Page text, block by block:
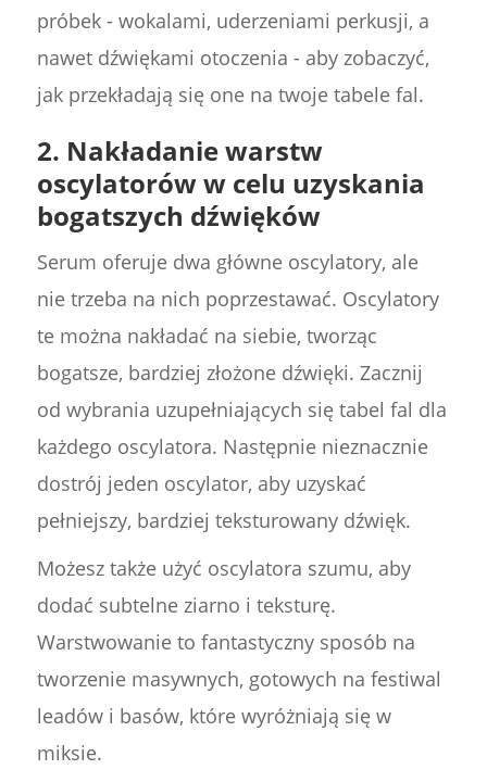
próbek - wokalami, uderzeniami perkusji, a
nawet dźwiękami otoczenia - aby zobaczyć,
jak przekładają się one na twoje tabele fal.
2. Nakładanie warstw
oscylatorów w celu uzyskania
bogatszych dźwięków
Serum oferuje dwa główne oscylatory, ale
nie trzeba na nich poprzestawać. Oscylatory
te można nakładać na siebie, tworząc
bogatsze, bardziej złożone dźwięki. Zacznij
od wybrania uzupełniających się tabel fal dla
każdego oscylatora. Następnie nieznacznie
dostrój jeden oscylator, aby uzyskać
pełniejszy, bardziej teksturowany dźwięk.
Możesz także użyć oscylatora szumu, aby
dodać subtelne ziarno i teksturę.
Warstwowanie to fantastyczny sposób na
tworzenie masywnych, gotowych na festiwal
leadów i basów, które wyróżniają się w
miksie.